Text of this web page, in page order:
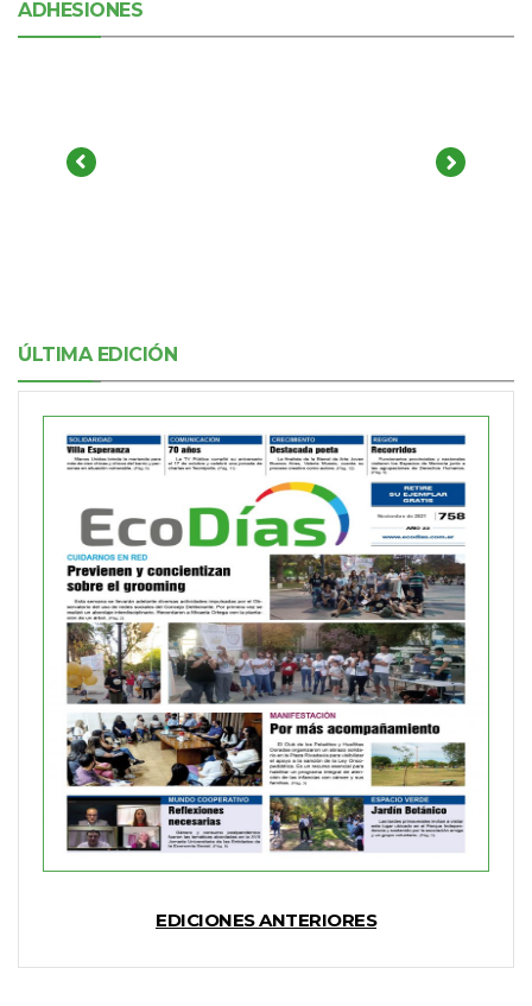
ADHESIONES
ÚLTIMA EDICIÓN
EDICIONES ANTERIORES